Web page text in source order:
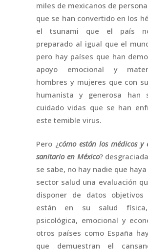
miles de mexicanos de
que se han convertido en los
el tsunami que el país
preparado al igual que el
pero hay países que han
apoyo emocional y
hombres y mujeres que con
humanista y generosa han
cuidado vidas que se han
este temible virus.
Pero ¿cómo están los médicos y
sanitario en México?
se sabe, no hay nadie que
sector salud una evaluación
disponer de datos
están en su salud
psicológica, emocional y
otros países como España
que demuestran el